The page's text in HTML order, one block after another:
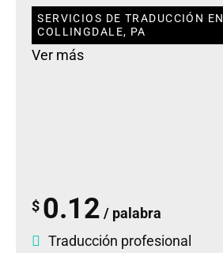
SERVICIOS DE TRADUCCIÓN EN
COLLINGDALE, PA
Ver más
$ 0.12 / palabra
Traducción profesional